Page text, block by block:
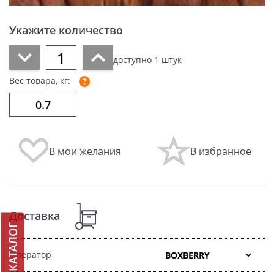
КАТАЛОГ
Укажите количество
доступно 1 штук
Вес товара, кг:
В мои желания В избранное
Доставка
Оператор